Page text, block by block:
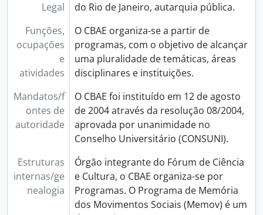
Legal
do Rio de Janeiro, autarquia pública.
Funções,
ocupações
e
atividades
O CBAE organiza-se a partir de
programas, com o objetivo de alcançar
uma pluralidade de temáticas, áreas
disciplinares e instituições.
Mandatos/f
ontes de
autoridade
O CBAE foi instituído em 12 de agosto
de 2004 através da resolução 08/2004,
aprovada por unanimidade no
Conselho Universitário (CONSUNI).
Estruturas
internas/ge
nealogia
Órgão integrante do Fórum de Ciência
e Cultura, o CBAE organiza-se por
Programas. O Programa de Memória
dos Movimentos Sociais (Memov) é um